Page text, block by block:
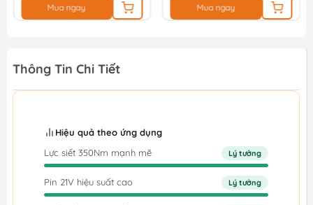
Mua ngay Mua ngay
Thông Tin Chi Tiết
Hiệu quả theo ứng dụng
Lực siết 350Nm mạnh mẽ
Lý tưởng
Pin 21V hiệu suất cao Lý tưởng